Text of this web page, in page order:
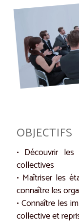
OBJECTIFS
• Découvrir
collectives
• Maîtriser les
connaître les
• Connaître les
collective et